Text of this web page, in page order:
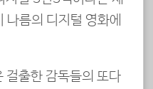
름의 디지털 영화에
걸출한 감독들의 또다